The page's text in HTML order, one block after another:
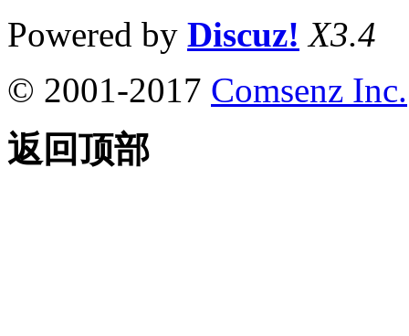
Powered by Discuz! X3.4
© 2001-2017 Comsenz Inc.
返回顶部